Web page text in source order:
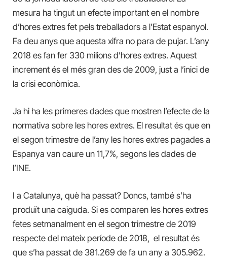
mesura ha tingut un efecte important en el nombre
d’hores extres fet pels treballadors a l’Estat espanyol.
Fa deu anys que aquesta xifra no para de pujar. L’any
2018 es fan fer 330 milions d’hores extres. Aquest
increment és el més gran des de 2009, just a l’inici de
la crisi econòmica.
Ja hi ha les primeres dades que mostren l’efecte de la
normativa sobre les hores extres. El resultat és que en
el segon trimestre de l’any les hores extres pagades a
Espanya van caure un 11,7%, segons les dades de
l’INE.
I a Catalunya, què ha passat? Doncs, també s’ha
produït una caiguda. Si es comparen les hores extres
fetes setmanalment en el segon trimestre de 2019
respecte del mateix període de 2018, el resultat és
que s’ha passat de 381.269 de fa un any a 305.962.